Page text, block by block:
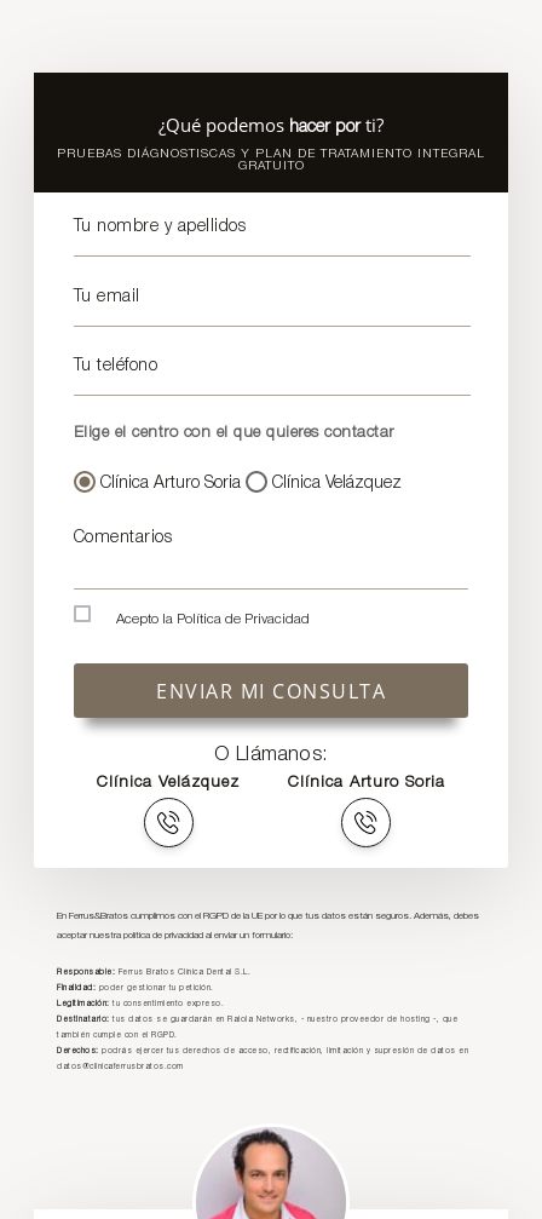
¿Qué podemos hacer porti?
PRUEBAS DIÁGNOSTISCAS Y PLAN DE TRATAMIENTO INTEGRAL
GRATUITO
Tu nombre y apellidos
Tu email
Tu teléfono
Elige el centro con el que quieres contactar
Clínica Arturo Soria Clínica Velázquez
Comentarios
Acepto la Política de Privacidad
ENVIAR MI CONSULTA
O Llámanos:
Clínica Velázquez Clínica Arturo Soria
En Ferrus&Bratos cumplimos con el RGPD de la UE por lo que tus datos están seguros. Además, debes
aceptar nuestra política de privacidad al enviar un formulario:
Responsable: Ferrus Bratos Clínica Dental S.L.
Finalidad: poder gestionar tu petición.
Legitimación: tu consentimiento expreso.
Destinatario: tus datos se guardarán en Raiola Networks, - nuestro proveedor de hosting -, que
también cumple con el RGPD.
Derechos: podrás ejercer tus derechos de acceso, rectificación, limitación y supresión de datos en
datos@clinicaferrusbratos.com